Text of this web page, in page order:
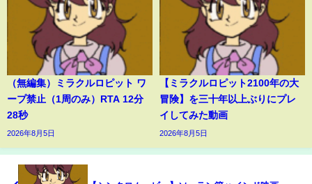
（無編集）ミラクルロピット ワ
ープ禁止（1周のみ）RTA 12分
28秒
2026年8月5日
【ミラクルロピット2100年の大
冒険】を三十年以上ぶりにプレ
イしてみた動画
2026年8月5日